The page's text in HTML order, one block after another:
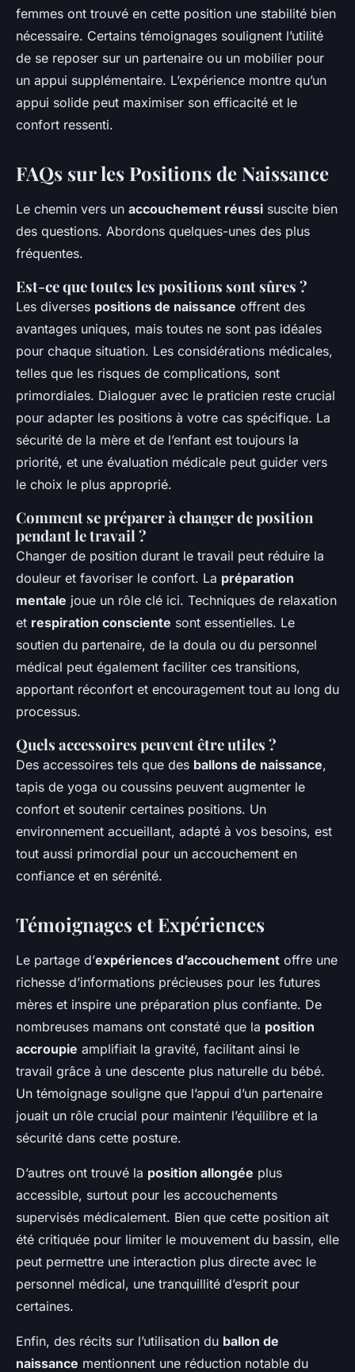
femmes ont trouvé en cette position une stabilité bien
nécessaire. Certains témoignages soulignent l’utilité
de se reposer sur un partenaire ou un mobilier pour
un appui supplémentaire. L’expérience montre qu’un
appui solide peut maximiser son efficacité et le
confort ressenti.
FAQs sur les Positions de Naissance
Le chemin vers un accouchement réussi suscite bien
des questions. Abordons quelques-unes des plus
fréquentes.
Est-ce que toutes les positions sont sûres ?
Les diverses positions de naissance offrent des
avantages uniques, mais toutes ne sont pas idéales
pour chaque situation. Les considérations médicales,
telles que les risques de complications, sont
primordiales. Dialoguer avec le praticien reste crucial
pour adapter les positions à votre cas spécifique. La
sécurité de la mère et de l’enfant est toujours la
priorité, et une évaluation médicale peut guider vers
le choix le plus approprié.
Comment se préparer à changer de position
pendant le travail ?
Changer de position durant le travail peut réduire la
douleur et favoriser le confort. La préparation
mentale joue un rôle clé ici. Techniques de relaxation
et respiration consciente sont essentielles. Le
soutien du partenaire, de la doula ou du personnel
médical peut également faciliter ces transitions,
apportant réconfort et encouragement tout au long du
processus.
Quels accessoires peuvent être utiles ?
Des accessoires tels que des ballons de naissance,
tapis de yoga ou coussins peuvent augmenter le
confort et soutenir certaines positions. Un
environnement accueillant, adapté à vos besoins, est
tout aussi primordial pour un accouchement en
confiance et en sérénité.
Témoignages et Expériences
Le partage d’expériences d’accouchement offre une
richesse d’informations précieuses pour les futures
mères et inspire une préparation plus confiante. De
nombreuses mamans ont constaté que la position
accroupie amplifiait la gravité, facilitant ainsi le
travail grâce à une descente plus naturelle du bébé.
Un témoignage souligne que l’appui d’un partenaire
jouait un rôle crucial pour maintenir l’équilibre et la
sécurité dans cette posture.
D’autres ont trouvé la position allongée plus
accessible, surtout pour les accouchements
supervisés médicalement. Bien que cette position ait
été critiquée pour limiter le mouvement du bassin, elle
peut permettre une interaction plus directe avec le
personnel médical, une tranquillité d’esprit pour
certaines.
Enfin, des récits sur l’utilisation du ballon de
naissance mentionnent une réduction notable du